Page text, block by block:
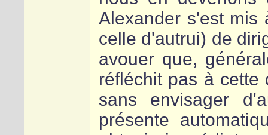
Alexander s'est mis
celle d'autrui) de
avouer que,
réfléchit pas à cette
sans envisager
présente